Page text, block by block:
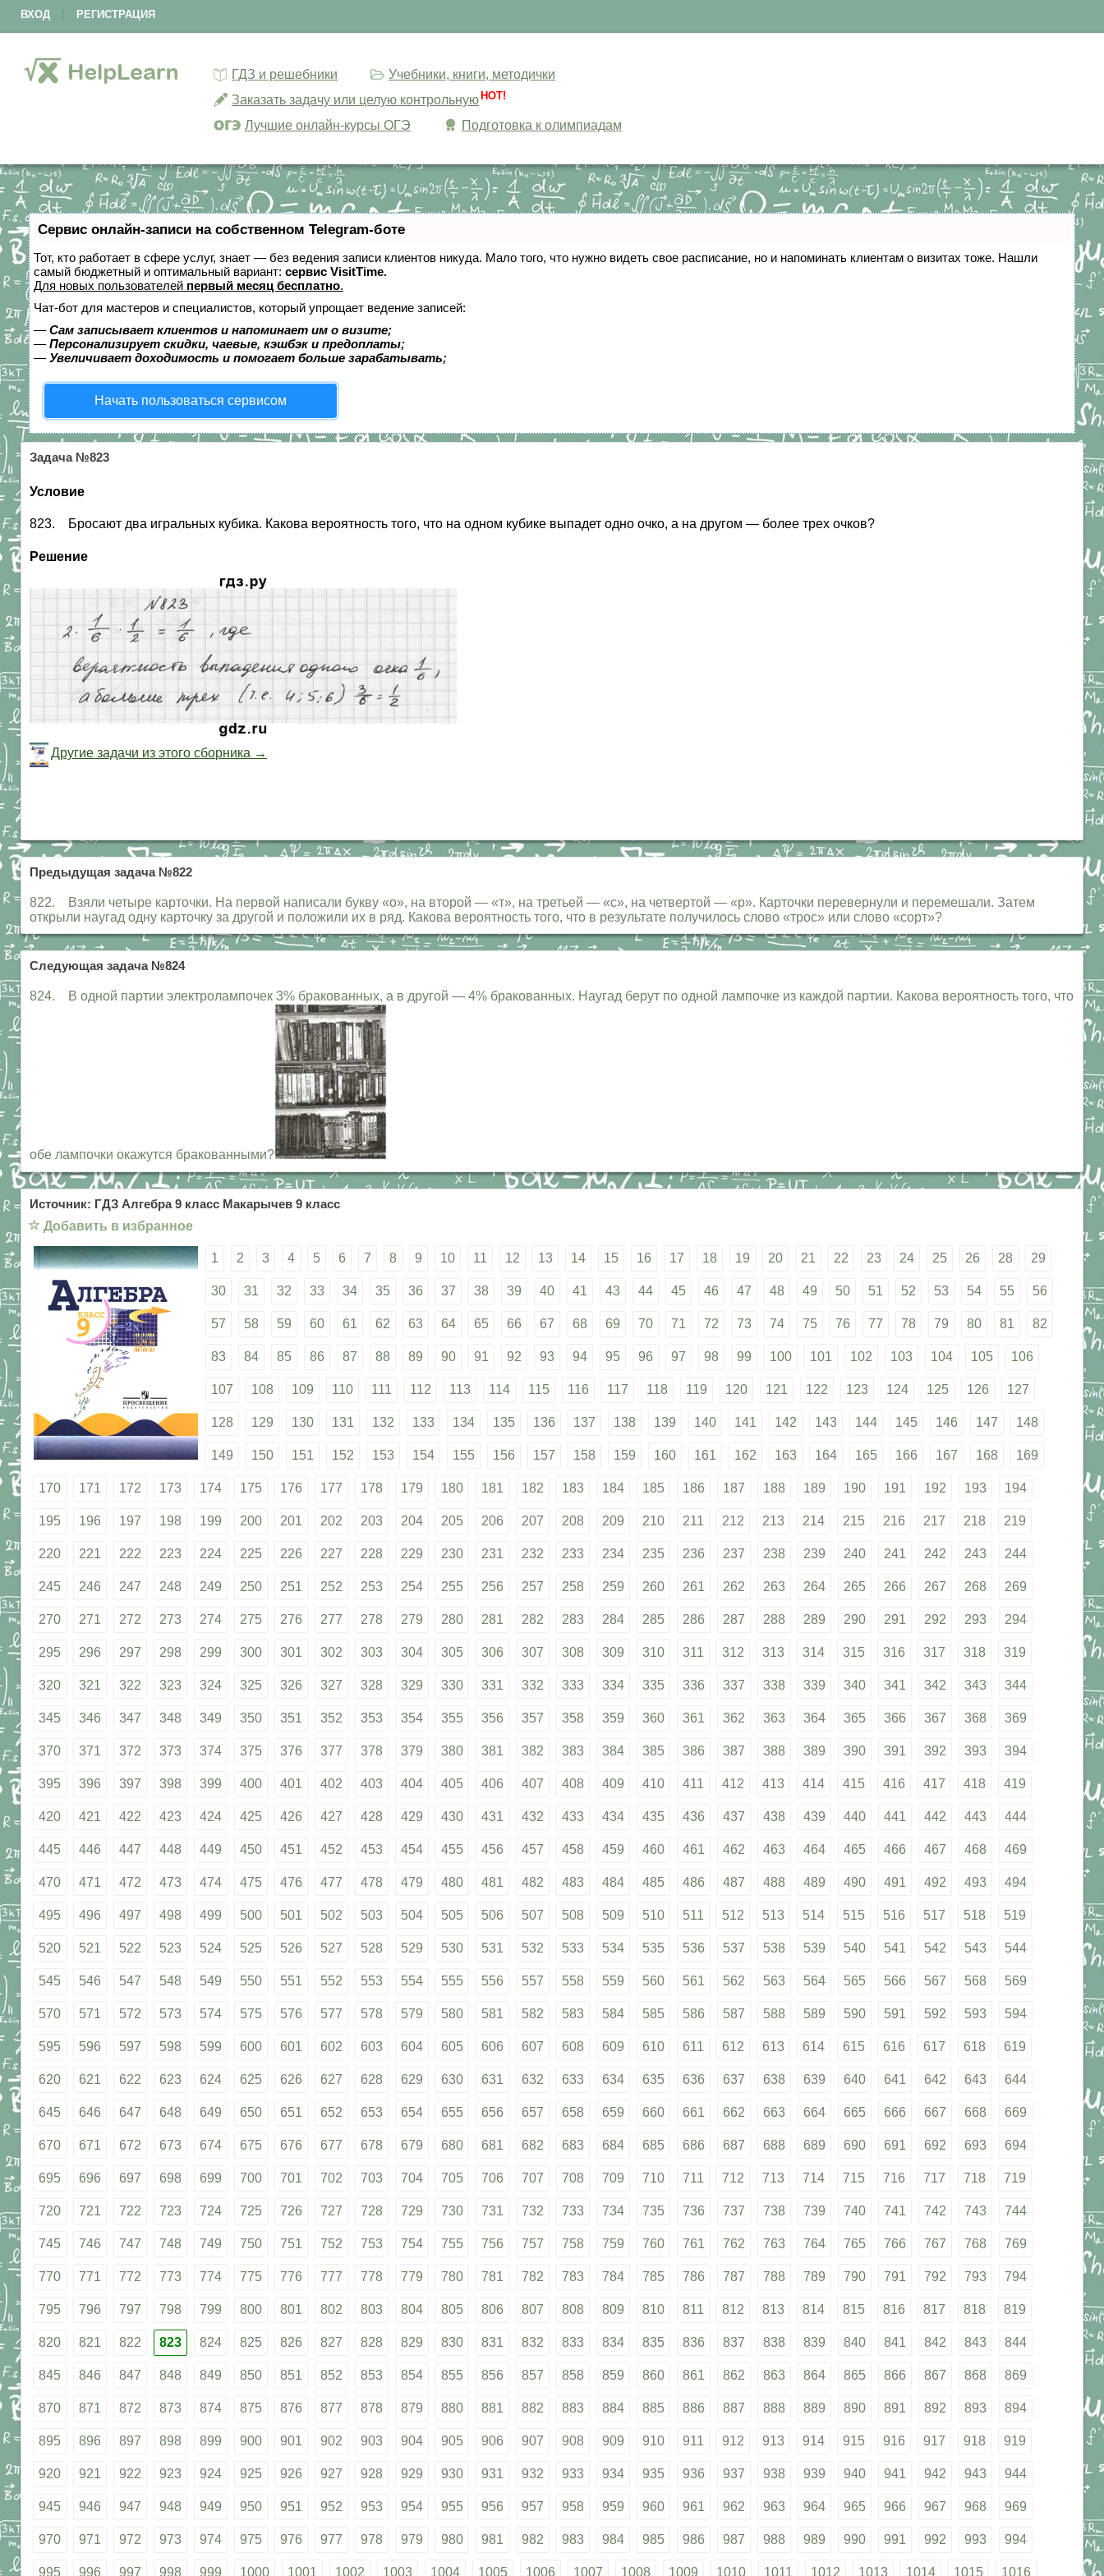
ВХОД РЕГИСТРАЦИЯ
ГДЗ и решебники
Учебники, книги, методички
Заказать задачу или целую контрольную HOT!
Лучшие онлайн-курсы ОГЭ Подготовка к олимпиадам
Сервис онлайн-записи на собственном Telegram-боте
Тот, кто работает в сфере услуг, знает — без ведения записи клиентов никуда. Мало того, что нужно видеть свое расписание, но и напоминать клиентам о визитах тоже. Нашли
самый бюджетный и оптимальный вариант: сервис VisitTime.
Для новых пользователей первый месяц бесплатно.
Чат-бот для мастеров и специалистов, который упрощает ведение записей:
— Сам записывает клиентов и напоминает им о визите;
— Персонализирует скидки, чаевые, кэшбэк и предоплаты;
— Увеличивает доходимость и помогает больше зарабатывать;
Начать пользоваться сервисом
Задача №823
Условие
823. Бросают два игральных кубика. Какова вероятность того, что на одном кубике выпадет одно очко, а на другом — более трех очков?
Решение
Другие задачи из этого сборника →
Предыдущая задача №822
822. Взяли четыре карточки. На первой написали букву «о», на второй — «т», на третьей — «с», на четвертой — «р». Карточки перевернули и перемешали. Затем
открыли наугад одну карточку за другой и положили их в ряд. Какова вероятность того, что в результате получилось слово «трос» или слово «сорт»?
Следующая задача №824
824. В одной партии электролампочек 3% бракованных, а в другой — 4% бракованных. Наугад берут по одной лампочке из каждой партии. Какова вероятность того, что
обе лампочки окажутся бракованными?
Источник: ГДЗ Алгебра 9 класс Макарычев 9 класс
☆ Добавить в избранное
1 2 3 4 5 6 7 8 9 10 11 12 13 14 15 16 17 18 19 20 21 22 23 24 25 26 28 29
30 31 32 33 34 35 36 37 38 39 40 41 43 44 45 46 47 48 49 50 51 52 53 54 55 56
57 58 59 60 61 62 63 64 65 66 67 68 69 70 71 72 73 74 75 76 77 78 79 80 81 82
83 84 85 86 87 88 89 90 91 92 93 94 95 96 97 98 99 100 101 102 103 104 105 106
107 108 109 110 111 112 113 114 115 116 117 118 119 120 121 122 123 124 125 126 127
128 129 130 131 132 133 134 135 136 137 138 139 140 141 142 143 144 145 146 147 148
149 150 151 152 153 154 155 156 157 158 159 160 161 162 163 164 165 166 167 168 169
170 171 172 173 174 175 176 177 178 179 180 181 182 183 184 185 186 187 188 189 190 191 192 193 194
195 196 197 198 199 200 201 202 203 204 205 206 207 208 209 210 211 212 213 214 215 216 217 218 219
220 221 222 223 224 225 226 227 228 229 230 231 232 233 234 235 236 237 238 239 240 241 242 243 244
245 246 247 248 249 250 251 252 253 254 255 256 257 258 259 260 261 262 263 264 265 266 267 268 269
270 271 272 273 274 275 276 277 278 279 280 281 282 283 284 285 286 287 288 289 290 291 292 293 294
295 296 297 298 299 300 301 302 303 304 305 306 307 308 309 310 311 312 313 314 315 316 317 318 319
320 321 322 323 324 325 326 327 328 329 330 331 332 333 334 335 336 337 338 339 340 341 342 343 344
345 346 347 348 349 350 351 352 353 354 355 356 357 358 359 360 361 362 363 364 365 366 367 368 369
370 371 372 373 374 375 376 377 378 379 380 381 382 383 384 385 386 387 388 389 390 391 392 393 394
395 396 397 398 399 400 401 402 403 404 405 406 407 408 409 410 411 412 413 414 415 416 417 418 419
420 421 422 423 424 425 426 427 428 429 430 431 432 433 434 435 436 437 438 439 440 441 442 443 444
445 446 447 448 449 450 451 452 453 454 455 456 457 458 459 460 461 462 463 464 465 466 467 468 469
470 471 472 473 474 475 476 477 478 479 480 481 482 483 484 485 486 487 488 489 490 491 492 493 494
495 496 497 498 499 500 501 502 503 504 505 506 507 508 509 510 511 512 513 514 515 516 517 518 519
520 521 522 523 524 525 526 527 528 529 530 531 532 533 534 535 536 537 538 539 540 541 542 543 544
545 546 547 548 549 550 551 552 553 554 555 556 557 558 559 560 561 562 563 564 565 566 567 568 569
570 571 572 573 574 575 576 577 578 579 580 581 582 583 584 585 586 587 588 589 590 591 592 593 594
595 596 597 598 599 600 601 602 603 604 605 606 607 608 609 610 611 612 613 614 615 616 617 618 619
620 621 622 623 624 625 626 627 628 629 630 631 632 633 634 635 636 637 638 639 640 641 642 643 644
645 646 647 648 649 650 651 652 653 654 655 656 657 658 659 660 661 662 663 664 665 666 667 668 669
670 671 672 673 674 675 676 677 678 679 680 681 682 683 684 685 686 687 688 689 690 691 692 693 694
695 696 697 698 699 700 701 702 703 704 705 706 707 708 709 710 711 712 713 714 715 716 717 718 719
720 721 722 723 724 725 726 727 728 729 730 731 732 733 734 735 736 737 738 739 740 741 742 743 744
745 746 747 748 749 750 751 752 753 754 755 756 757 758 759 760 761 762 763 764 765 766 767 768 769
770 771 772 773 774 775 776 777 778 779 780 781 782 783 784 785 786 787 788 789 790 791 792 793 794
795 796 797 798 799 800 801 802 803 804 805 806 807 808 809 810 811 812 813 814 815 816 817 818 819
820 821 822 823 824 825 826 827 828 829 830 831 832 833 834 835 836 837 838 839 840 841 842 843 844
845 846 847 848 849 850 851 852 853 854 855 856 857 858 859 860 861 862 863 864 865 866 867 868 869
870 871 872 873 874 875 876 877 878 879 880 881 882 883 884 885 886 887 888 889 890 891 892 893 894
895 896 897 898 899 900 901 902 903 904 905 906 907 908 909 910 911 912 913 914 915 916 917 918 919
920 921 922 923 924 925 926 927 928 929 930 931 932 933 934 935 936 937 938 939 940 941 942 943 944
945 946 947 948 949 950 951 952 953 954 955 956 957 958 959 960 961 962 963 964 965 966 967 968 969
970 971 972 973 974 975 976 977 978 979 980 981 982 983 984 985 986 987 988 989 990 991 992 993 994
995 996 997 998 999 1000 1001 1002 1003 1004 1005 1006 1007 1008 1009 1010 1011 1012 1013 1014 1015 1016